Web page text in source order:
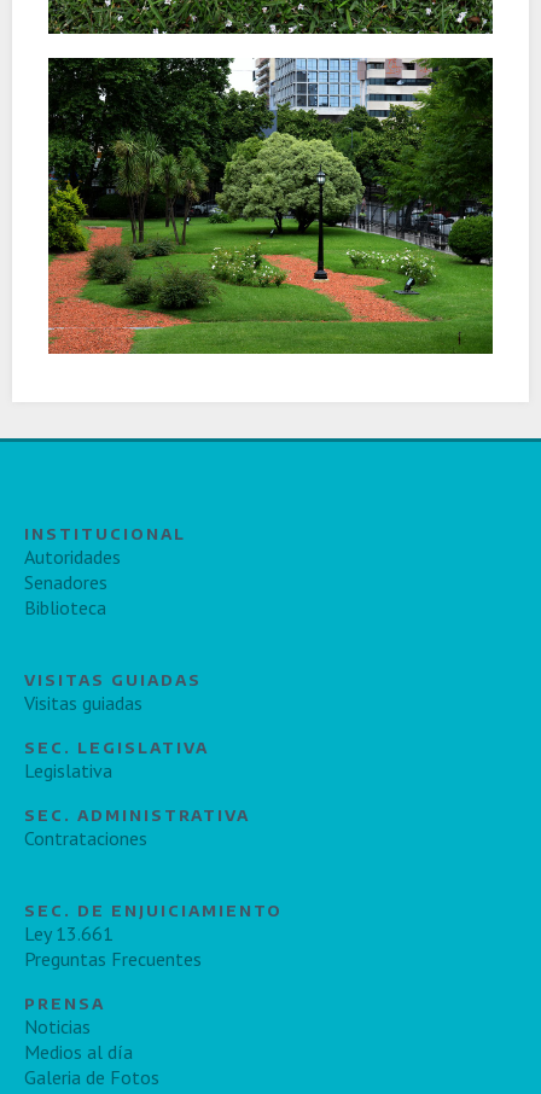
INSTITUCIONAL
Autoridades
Senadores
Biblioteca
VISITAS GUIADAS
Visitas guiadas
SEC. LEGISLATIVA
Legislativa
SEC. ADMINISTRATIVA
Contrataciones
SEC. DE ENJUICIAMIENTO
Ley 13.661
Preguntas Frecuentes
PRENSA
Noticias
Medios al día
Galeria de Fotos